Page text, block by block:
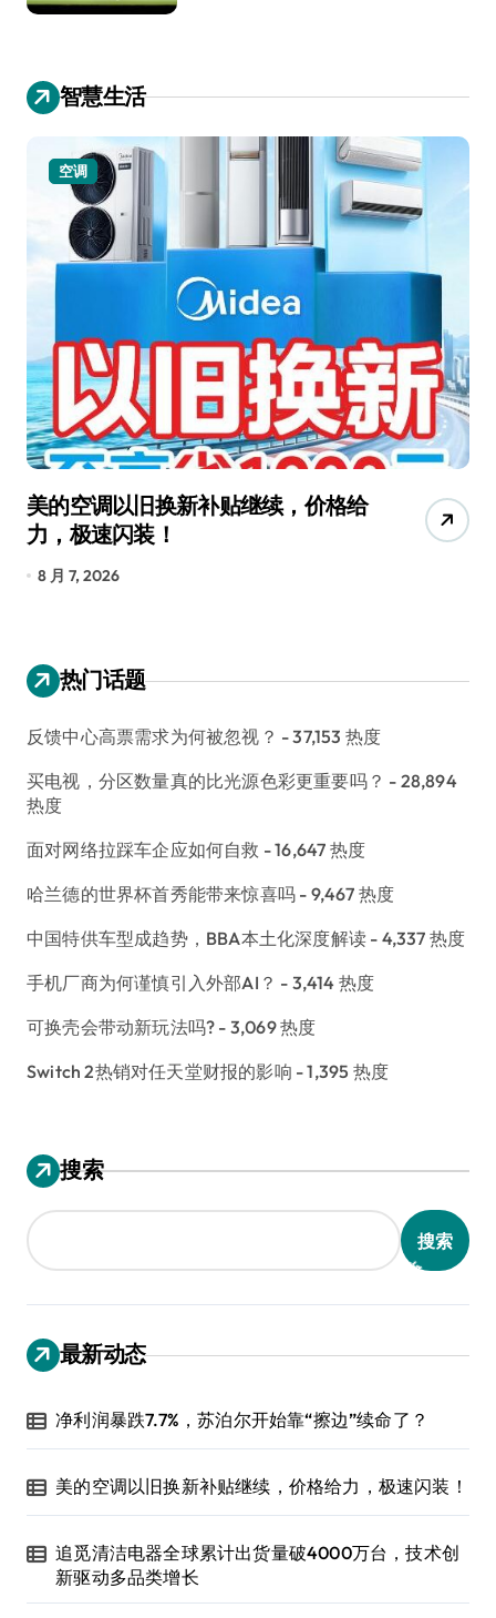
智慧生活
小家电
追觅清洁电器全球累计出货量破
4000万台，技术创新驱动多品类增
8 月 6, 2026
热门话题
反馈中心高票需求为何被忽视？ - 37,153 热度
买电视，分区数量真的比光源色彩更重要吗？ - 28,894
热度
面对网络拉踩车企应如何自救 - 16,647 热度
哈兰德的世界杯首秀能带来惊喜吗 - 9,467 热度
中国特供车型成趋势，BBA本土化深度解读 - 4,337 热度
手机厂商为何谨慎引入外部AI？ - 3,414 热度
可换壳会带动新玩法吗? - 3,069 热度
Switch 2热销对任天堂财报的影响 - 1,395 热度
搜索
搜索
最新动态
净利润暴跌7.7%，苏泊尔开始靠“擦边”续命了？
美的空调以旧换新补贴继续，价格给力，极速闪装！
追觅清洁电器全球累计出货量破4000万台，技术创
新驱动多品类增长